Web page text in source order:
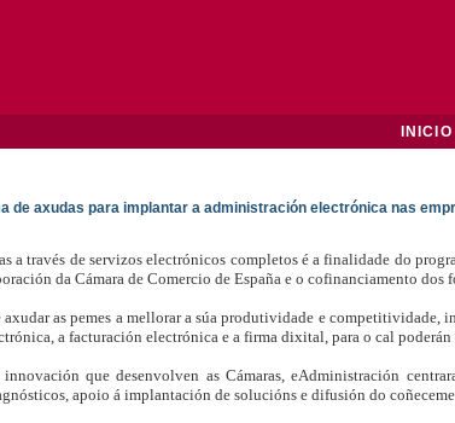
INICIO
de axudas para implantar a administración electrónica nas
a través de servizos electrónicos completos é a finalidade do
da Cámara de Comercio de España e o cofinanciamento dos
as pemes a mellorar a súa produtividade e competitividade,
a facturación electrónica e a firma dixital, para o cal
que desenvolven as Cámaras, eAdministración
apoio á implantación de solucións e difusión do